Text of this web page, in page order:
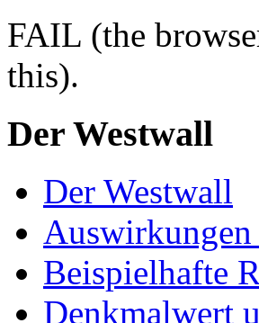
FAIL (the
this).
Der Westwall
Der Westwall
Beispielhafte
Denkmalwert